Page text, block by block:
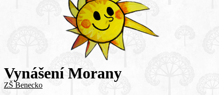
Vynášení Morany
ZŠ Benecko